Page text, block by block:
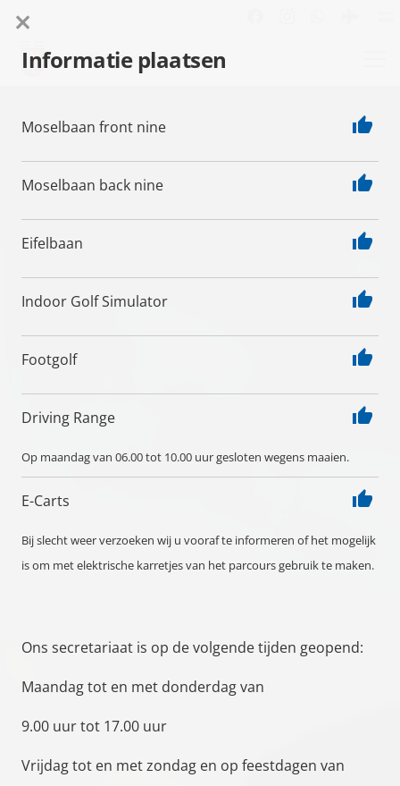
Golfclub Cochem / Mosel e.V.
Informatie plaatsen
Moselbaan front nine thumb_up
Moselbaan back nine thumb_up
Eifelbaan thumb_up
Indoor Golf Simulator thumb_up
Footgolf thumb_up
Driving Range thumb_up
Op maandag van 06.00 tot 10.00 uur gesloten wegens maaien.
E-Carts thumb_up
Bij slecht weer verzoeken wij u vooraf te informeren of het mogelijk
is om met elektrische karretjes van het parcours gebruik te maken.
Ons secretariaat is op de volgende tijden geopend:
Maandag tot en met donderdag van
9.00 uur tot 17.00 uur
Vrijdag tot en met zondag en op feestdagen van